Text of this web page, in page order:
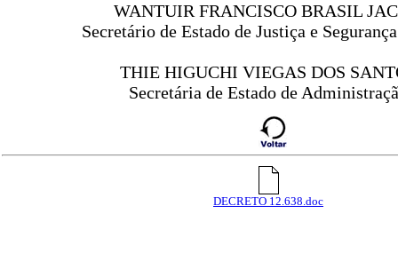
WANTUIR FRANCISCO BRASIL
Secretário de Estado de Justiça e
THIE HIGUCHI VIEGAS DOS
Secretária de Estado de
DECRETO 12.638.doc